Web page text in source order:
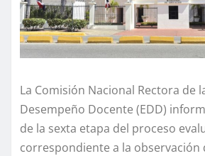
La Comisión Nacional Rectora de
Desempeño Docente (EDD)
de la sexta etapa del proceso
correspondiente a la observación